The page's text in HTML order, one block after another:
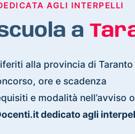
AGLI INTERPELLI
a
alla provincia di Taranto
ore e scadenza
e modalità nell’avviso
dedicato agli